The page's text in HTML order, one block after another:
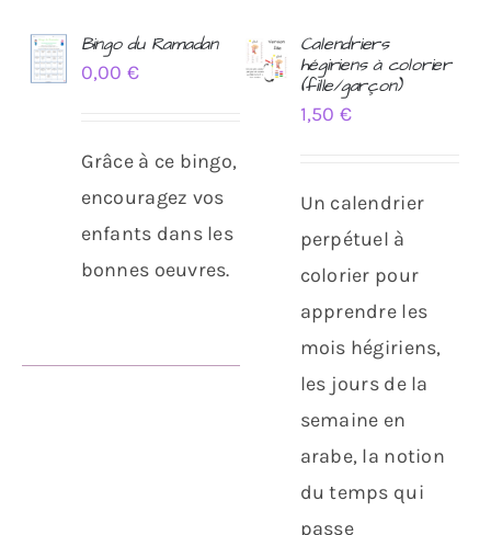
AJOUTER
DÉTAILS
Bingo du Ramadan
0,00€
Grâce à ce bingo,
encouragez vos
enfants dans les
bonnes oeuvres.
AJOUTER
Calendriers
hégiriens à colorier
(fille/garçon)
1,50 €
Un calendrier
perpétuel à
colorier pour
apprendre les
mois hégiriens,
les jours de la
semaine en
arabe, la notion
du temps qui
passe